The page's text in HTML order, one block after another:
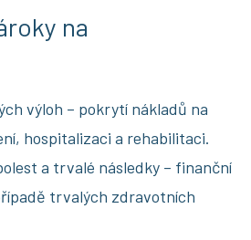
na
výloh – pokrytí nákladů na
hospitalizaci a rehabilitaci.
a trvalé následky – finanční
trvalých zdravotních